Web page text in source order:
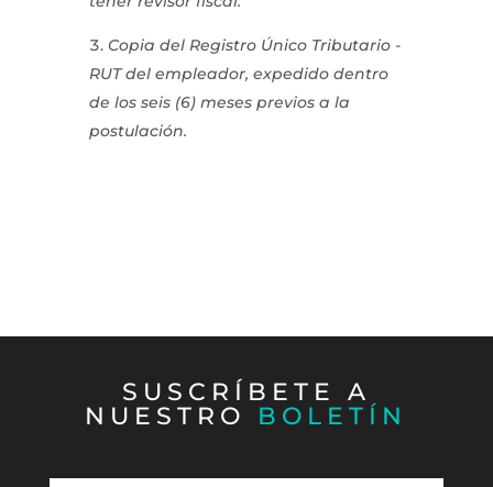
Copia del Registro Único Tributario -
RUT del empleador, expedido dentro
de los seis (6) meses previos a la
postulación.
SUSCRÍBETE A
NUESTRO
BOLETÍN